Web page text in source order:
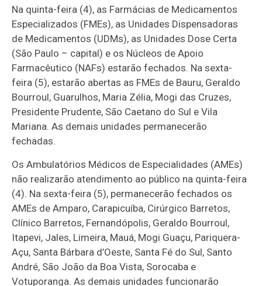
Na quinta-feira (4), as Farmácias de Medicamentos
Especializados (FMEs), as Unidades Dispensadoras
de Medicamentos (UDMs), as Unidades Dose Certa
(São Paulo – capital) e os Núcleos de Apoio
Farmacêutico (NAFs) estarão fechados. Na sexta-
feira (5), estarão abertas as FMEs de Bauru, Geraldo
Bourroul, Guarulhos, Maria Zélia, Mogi das Cruzes,
Presidente Prudente, São Caetano do Sul e Vila
Mariana. As demais unidades permanecerão
fechadas.
Os Ambulatórios Médicos de Especialidades (AMEs)
não realizarão atendimento ao público na quinta-feira
(4). Na sexta-feira (5), permanecerão fechados os
AMEs de Amparo, Carapicuíba, Cirúrgico Barretos,
Clínico Barretos, Fernandópolis, Geraldo Bourroul,
Itapevi, Jales, Limeira, Mauá, Mogi Guaçu, Pariquera-
Açu, Santa Bárbara d’Oeste, Santa Fé do Sul, Santo
André, São João da Boa Vista, Sorocaba e
Votuporanga. As demais unidades funcionarão